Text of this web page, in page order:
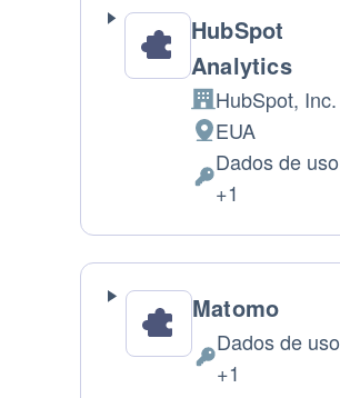
HubSpot
Analytics
Companhia:
HubSpot, Inc.
Lugar
de
processamento:
EUA
Dados
Dados de uso
+1
Matomo
Dados
Dados de uso
+1